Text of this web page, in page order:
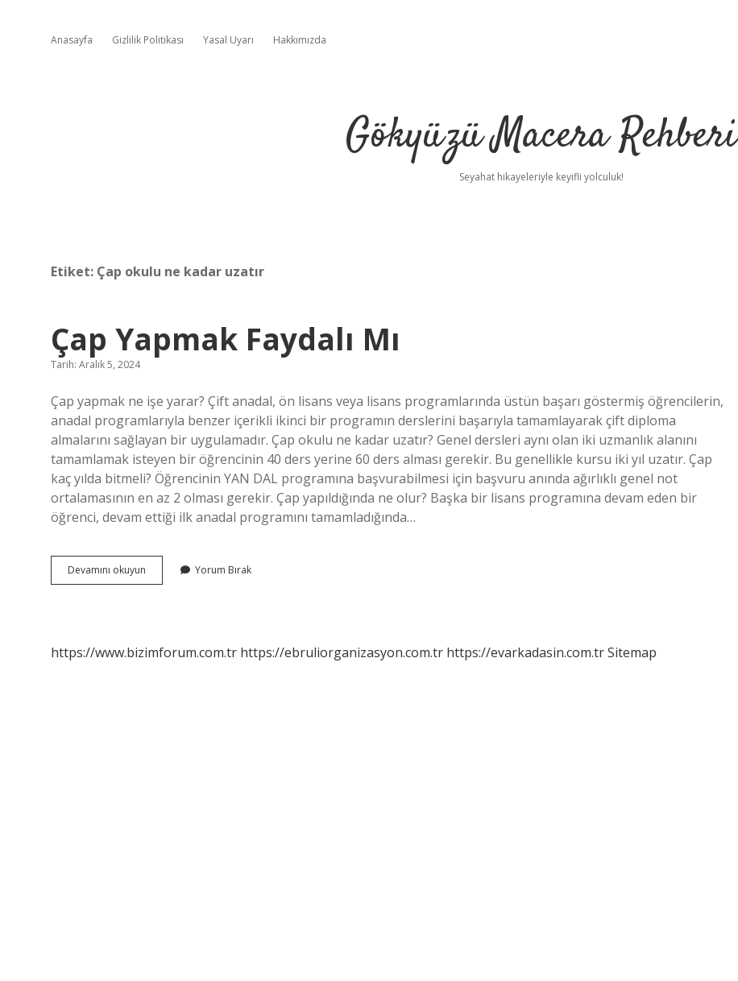
Anasayfa Gizlilik Politikası Yasal Uyarı Hakkımızda
Gökyüzü Macera Rehberi
Seyahat hikayeleriyle keyifli yolculuk!
Etiket: Çap okulu ne kadar uzatır
Çap Yapmak Faydalı Mı
Tarih: Aralık 5, 2024
Çap yapmak ne işe yarar? Çift anadal, ön lisans veya lisans programlarında üstün başarı göstermiş öğrencilerin,
anadal programlarıyla benzer içerikli ikinci bir programın derslerini başarıyla tamamlayarak çift diploma
almalarını sağlayan bir uygulamadır. Çap okulu ne kadar uzatır? Genel dersleri aynı olan iki uzmanlık alanını
tamamlamak isteyen bir öğrencinin 40 ders yerine 60 ders alması gerekir. Bu genellikle kursu iki yıl uzatır. Çap
kaç yılda bitmeli? Öğrencinin YAN DAL programına başvurabilmesi için başvuru anında ağırlıklı genel not
ortalamasının en az 2 olması gerekir. Çap yapıldığında ne olur? Başka bir lisans programına devam eden bir
öğrenci, devam ettiği ilk anadal programını tamamladığında…
Devamını okuyun
Yapmak
Yorum Bırak
https://www.bizimforum.com.tr https://ebruliorganizasyon.com.tr https://evarkadasin.com.trSitemap